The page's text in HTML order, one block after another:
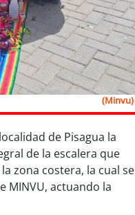
(Minvu)
de Pisagua la
de la escalera que
zona costera, la cual se
MINVU, actuando la